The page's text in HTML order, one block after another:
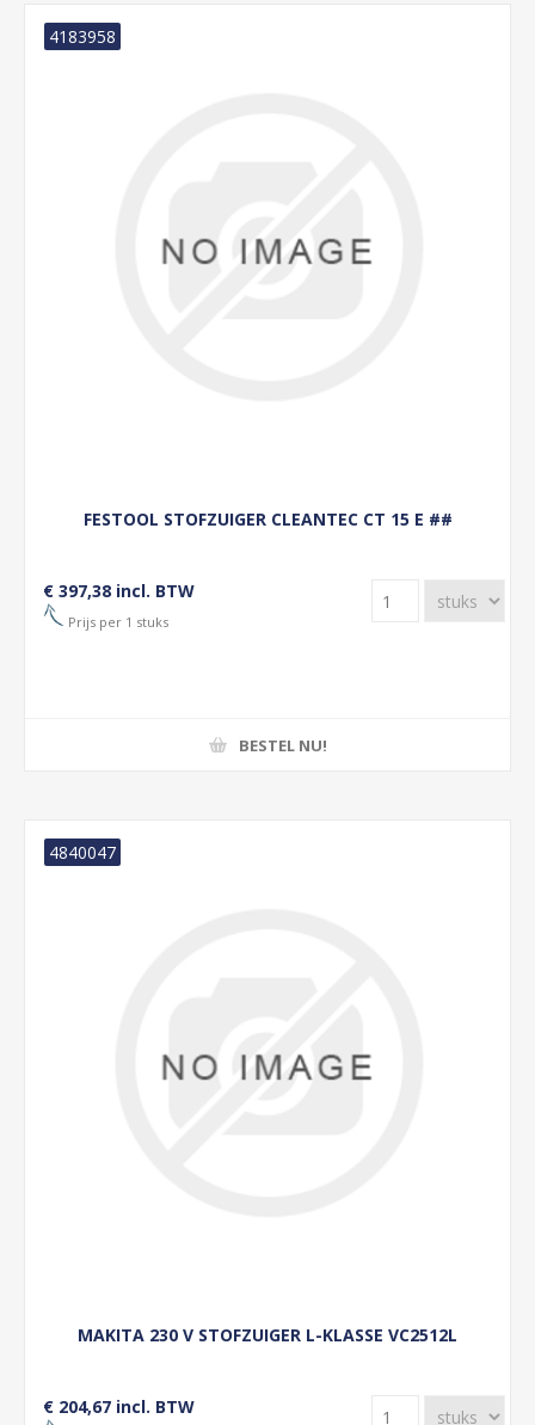
FESTOOL STOFZUIGER CLEANTEC CT 15 E ##
4183958
€ 397,38 incl. BTW
Prijs per 1 stuks
BESTEL NU!
MAKITA 230 V STOFZUIGER L-KLASSE VC2512L
4840047
€ 204,67 incl. BTW